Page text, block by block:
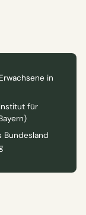
in
für
Bundesland